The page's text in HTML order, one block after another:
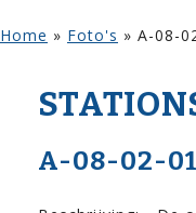
Home » Foto's » A-08-
A-08-02-